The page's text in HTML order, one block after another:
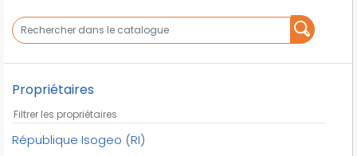
Propriétaires
République Isogeo (RI)